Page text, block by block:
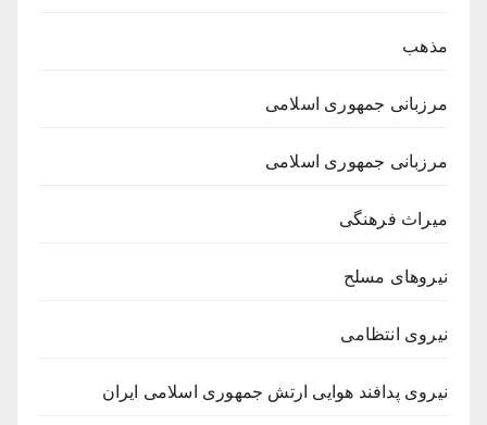
مذهب
مرزبانی جمهوری اسلامی
مرزبانی جمهوری اسلامی
میراث فرهنگی
نیروهای مسلح
نیروی انتظامی
نیروی پدافند هوایی ارتش جمهوری اسلامی ایران